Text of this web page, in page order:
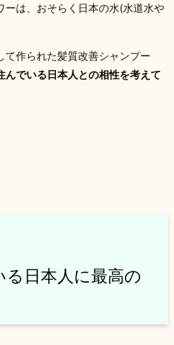
ーは、おそらく日本の水(水道水や
て作られた髪質改善シャンプー
んでいる日本人との相性を考えて
る日本人に最高の